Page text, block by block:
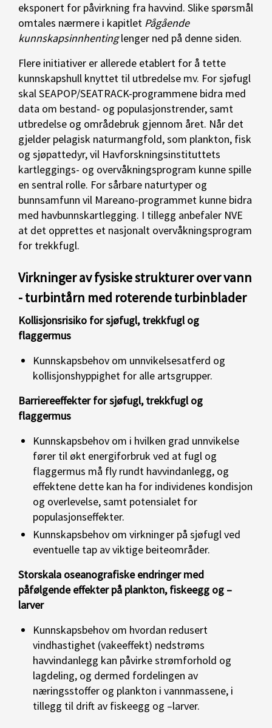
eksponert for påvirkning fra havvind. Slike spørsmål
omtales nærmere i kapitlet Pågående
kunnskapsinnhentinglenger ned på denne siden.
Flere initiativer er allerede etablert for å tette
kunnskapshull knyttet til utbredelse mv. For sjøfugl
skal SEAPOP/SEATRACK-programmene bidra med
data om bestand- og populasjonstrender, samt
utbredelse og områdebruk gjennom året. Når det
gjelder pelagisk naturmangfold, som plankton, fisk
og sjøpattedyr, vil Havforskningsinstituttets
kartleggings- og overvåkningsprogram kunne spille
en sentral rolle. For sårbare naturtyper og
bunnsamfunn vil Mareano-programmet kunne bidra
med havbunnskartlegging. I tillegg anbefaler NVE
at det opprettes et nasjonalt overvåkningsprogram
for trekkfugl.
Virkninger av fysiske strukturer over vann
- turbintårn med roterende turbinblader
Kollisjonsrisiko for sjøfugl, trekkfugl og
flaggermus
Kunnskapsbehov om unnvikelsesatferd og
kollisjonshyppighet for alle artsgrupper.
Barriereeffekter for sjøfugl, trekkfugl og
flaggermus
Kunnskapsbehov om i hvilken grad unnvikelse
fører til økt energiforbruk ved at fugl og
flaggermus må fly rundt havvindanlegg, og
effektene dette kan ha for individenes kondisjon
og overlevelse, samt potensialet for
populasjonseffekter.
Kunnskapsbehov om virkninger på sjøfugl ved
eventuelle tap av viktige beiteområder.
Storskala oseanografiske endringer med
påfølgende effekter på plankton, fiskeegg og –
larver
Kunnskapsbehov om hvordan redusert
vindhastighet (vakeeffekt) nedstrøms
havvindanlegg kan påvirke strømforhold og
lagdeling, og dermed fordelingen av
næringsstoffer og plankton i vannmassene, i
tillegg til drift av fiskeegg og –larver.